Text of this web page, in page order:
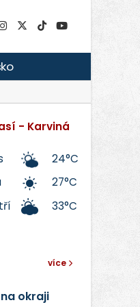
- Karviná
24°C
27°C
33°C
více
okraji